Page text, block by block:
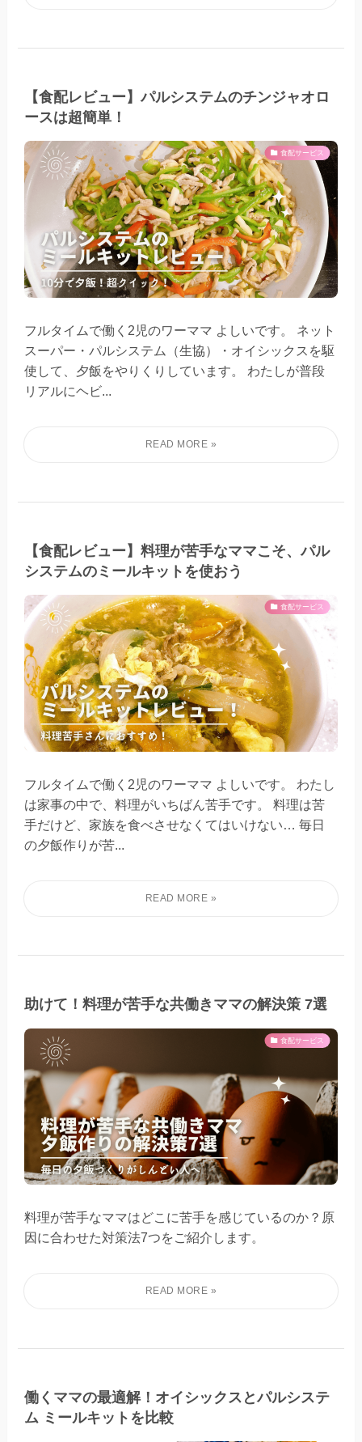
【食配レビュー】パルシステムのチンジャオロ
ースは超簡単！
食配サービス
フルタイムで働く2児のワーママ よしいです。 ネット
スーパー・パルシステム（生協）・オイシックスを駆
使して、夕飯をやりくりしています。 わたしが普段
リアルにヘビ...
【食配レビュー】料理が苦手なママこそ、パル
システムのミールキットを使おう
食配サービス
フルタイムで働く2児のワーママ よしいです。 わたし
は家事の中で、料理がいちばん苦手です。 料理は苦
手だけど、家族を食べさせなくてはいけない… 毎日
の夕飯作りが苦...
助けて！料理が苦手な共働きママの解決策 7選
食配サービス
料理が苦手なママはどこに苦手を感じているのか？原
因に合わせた対策法7つをご紹介します。
働くママの最適解！オイシックスとパルシステ
ム ミールキットを比較